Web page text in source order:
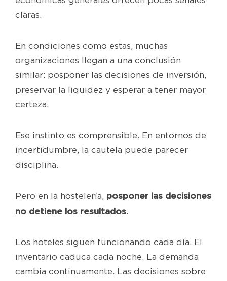
claras.
En condiciones como estas, muchas
organizaciones llegan a una conclusión
similar: posponer las decisiones de inversión,
preservar la liquidez y esperar a tener mayor
certeza.
Ese instinto es comprensible. En entornos de
incertidumbre, la cautela puede parecer
disciplina.
Pero en la hostelería, posponer las decisiones
no detiene los resultados.
Los hoteles siguen funcionando cada día. El
inventario caduca cada noche. La demanda
cambia continuamente. Las decisiones sobre